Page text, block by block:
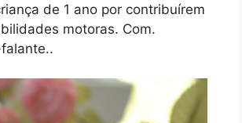
de 1 ano por contribuírem
motoras. Com.